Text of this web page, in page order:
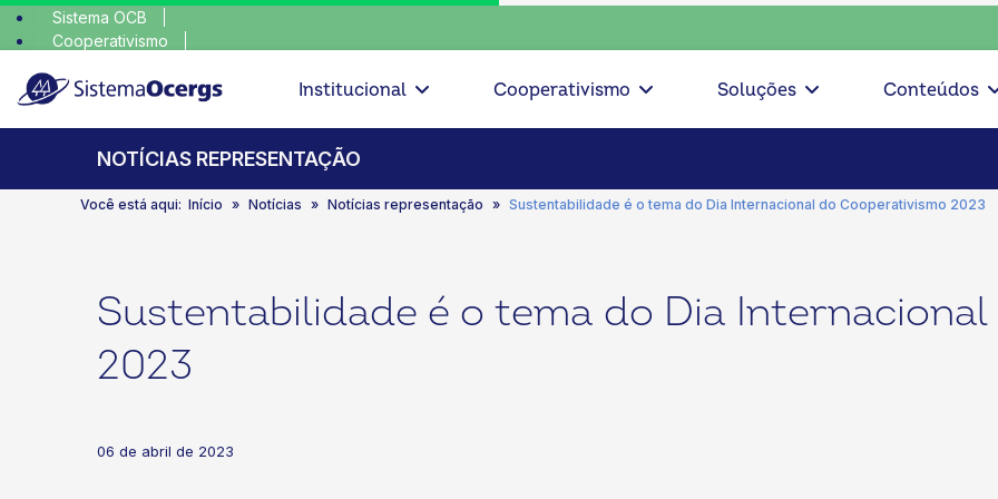
Sistema OCB
Cooperativismo
escolha consciente, escolha o coop • escolha consciente, escolha o
Institucional
Cooperativismo Soluções Conteúdos
NOTÍCIAS REPRESENTAÇÃO
Você está aqui: Início Notícias Notícias representação Sustentabilidade é o tema do Dia Internacional do Cooperativismo 2023
Sustentabilidade é o tema do Dia
2023
06 de abril de 2023